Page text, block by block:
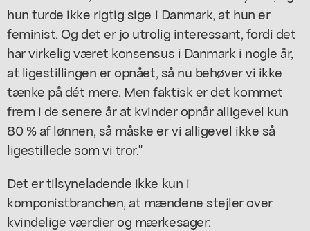
hun turde ikke rigtig sige i Danmark, at hun er
feminist. Og det er jo utrolig interessant, fordi det
har virkelig været konsensus i Danmark i nogle år,
at ligestillingen er opnået, så nu behøver vi ikke
tænke på dét mere. Men faktisk er det kommet
frem i de senere år at kvinder opnår alligevel kun
80 % af lønnen, så måske er vi alligevel ikke så
ligestillede som vi tror."
Det er tilsyneladende ikke kun i
komponistbranchen, at mændene stejler over
kvindelige værdier og mærkesager: